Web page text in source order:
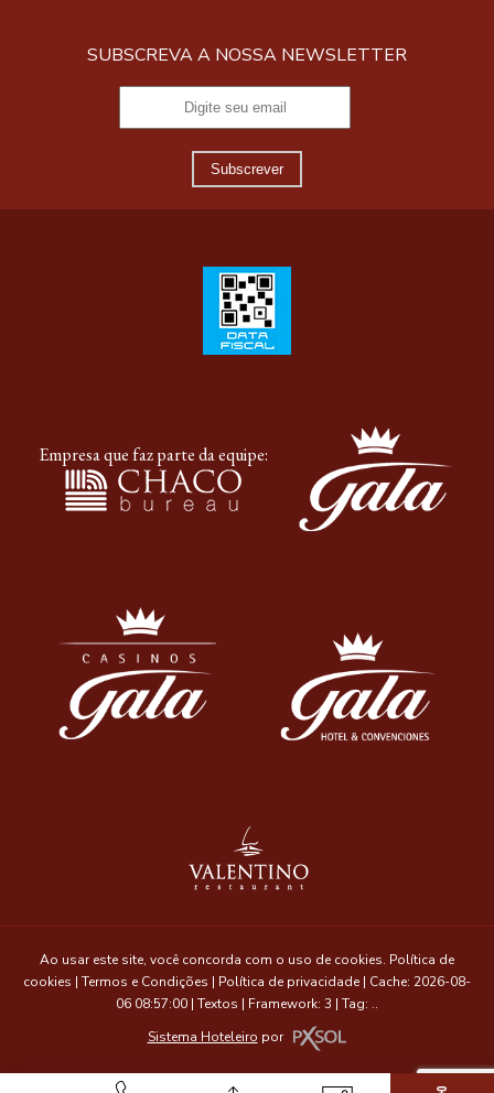
SUBSCREVA A NOSSA NEWSLETTER
Subscrever
Empresa que faz parte da equipe:
Ao usar este site, você concorda com o uso de cookies. Política de
cookies | Termos e Condições | Política de privacidade | Cache: 2026-08-
06 08:57:00 | Textos | Framework: 3 | Tag: ..
Sistema Hoteleiro por